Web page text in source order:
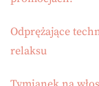
Odprężające
relaksu